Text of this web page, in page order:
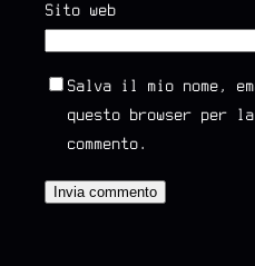
Sito web
Salva il mio nome,
questo browser per
commento.